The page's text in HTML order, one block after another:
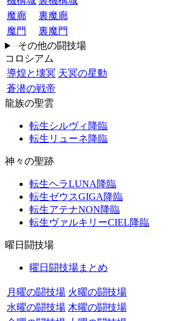
魔廊
裏魔廊
魔門
裏魔門
その他の闘技場
コロシアム
導煌と壊冥 天冥の星動
蒼潜の戦帝
龍族の聖雲
転生シルヴィ降臨
転生リューネ降臨
神々の聖跡
転生ヘラLUNA降臨
転生ゼウスGIGA降臨
転生アテナNON降臨
転生ヴァルキリーCIEL降臨
曜日闘技場
曜日闘技場まとめ
月曜の闘技場 火曜の闘技場
水曜の闘技場 木曜の闘技場